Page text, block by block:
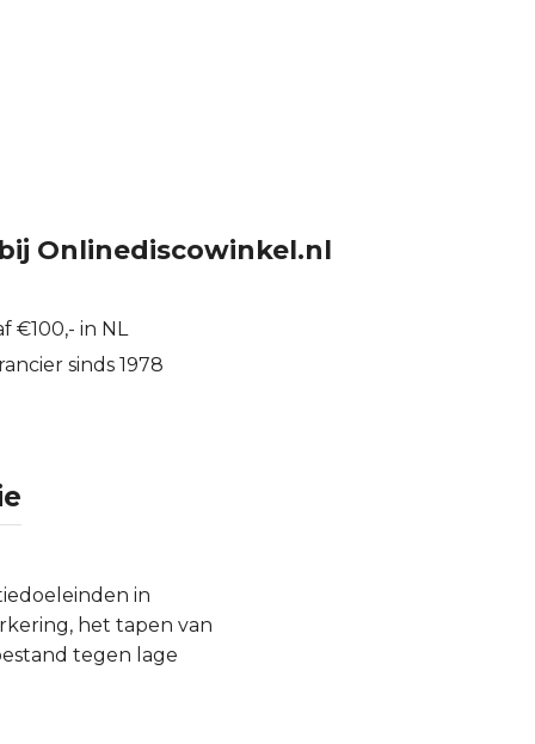
Onlinediscowinkel.nl
€100,- in NL
sinds 1978
in
het tapen van
tegen lage